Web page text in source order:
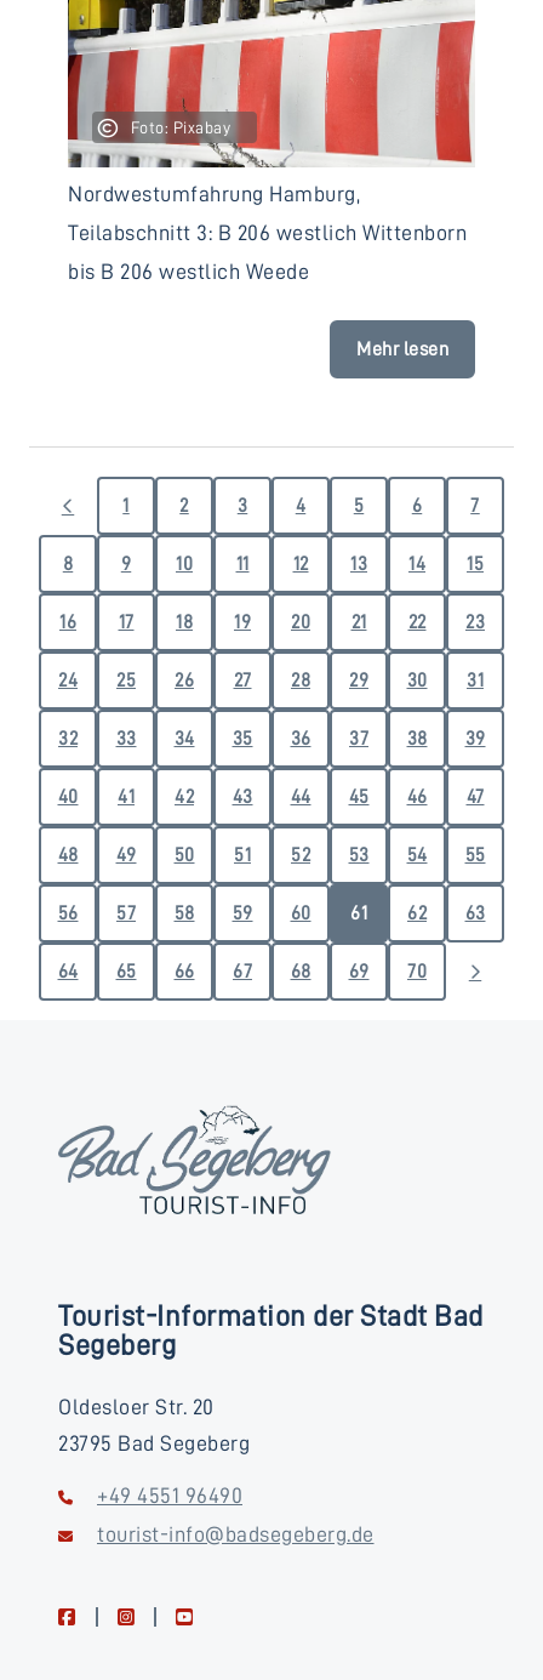
Foto: Pixabay
Nordwestumfahrung Hamburg,
Teilabschnitt 3: B 206 westlich Wittenborn
bis B 206 westlich Weede
Mehr lesen
1 2 3 4 5 6 7
8 9 10 11 12 13 14 15
16 17 18 19 20 21 22 23
24 25 26 27 28 29 30 31
32 33 34 35 36 37 38 39
40 41 42 43 44 45 46 47
48 49 50 51 52 53 54 55
56 57 58 59 60 61 62 63
64 65 66 67 68 69 70
Tourist-Information der Stadt Bad
Segeberg
Oldesloer Str. 20
23795 Bad Segeberg
+49 4551 96490
tourist-info@badsegeberg.de
facebookinstagramyoutube